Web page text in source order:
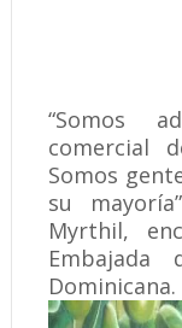
“Somos
comercial
Somos
su
Myrthil,
Dominicana.